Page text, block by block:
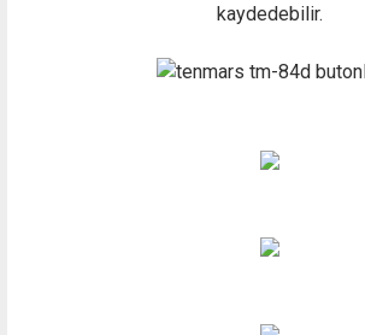
kaydedebilir.